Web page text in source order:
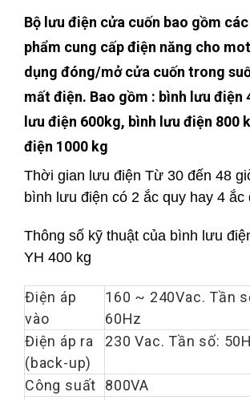
Bộ lưu điện cửa cuốn bao gồm
phẩm cung cấp điện năng cho
dụng đóng/mở cửa cuốn trong
mất điện. Bao gồm : bình lưu điện
lưu điện 600kg, bình lưu điện 800
điện 1000 kg
Thời gian lưu điện Từ 30 đến 48
bình lưu điện có 2 ắc quy hay 4 ắc
Thông số kỹ thuật của bình lưu
YH 400 kg
Điện áp
vào
160 ~ 240Vac. Tần
60Hz
Điện áp ra
(back-up)
230 Vac. Tần số:
Công suất
800VA